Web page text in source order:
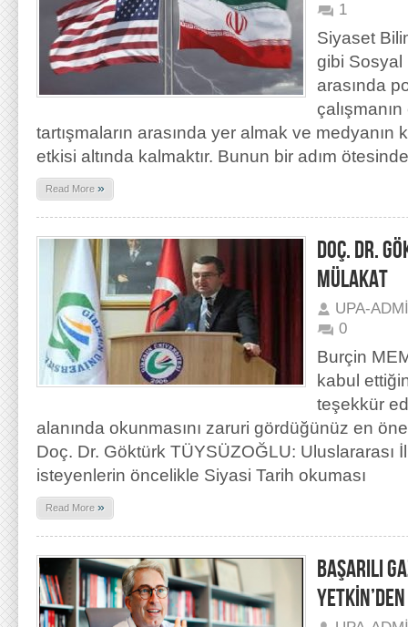
1
Siyaset
gibi Sosyal
arasında
tartışmaların arasında yer almak ve
etkisi altında kalmaktır. Bunun bir adım
Read More »
DOÇ. DR.
MÜLAKAT
UPA-
0
Burçin
kabul
teşekkür
alanında okunmasını zaruri gördüğünüz en
Doç. Dr. Göktürk TÜYSÜZOĞLU: Uluslararası
isteyenlerin öncelikle Siyasi Tarih okuması
Read More »
BAŞARILI